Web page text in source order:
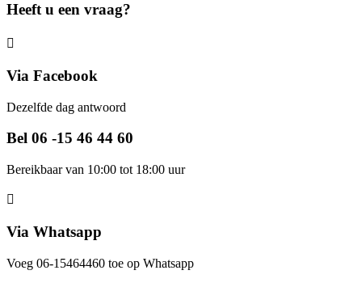
Heeft u een vraag?
Via Facebook
Dezelfde dag antwoord
Bel 06 -15 46 44 60
Bereikbaar van 10:00 tot 18:00 uur
Via Whatsapp
Voeg 06-15464460 toe op Whatsapp